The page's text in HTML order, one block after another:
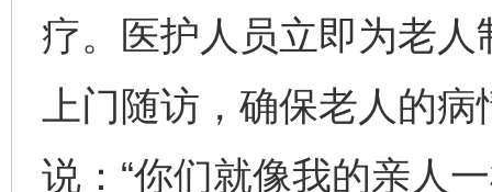
疗。医护人员立即为老
上门随访，确保老人的
说：“你们就像我的亲人